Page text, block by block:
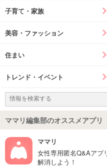
子育て・家族
美容・ファッション
住まい
トレンド・イベント
ママリ編集部のオススメアプリ
ママリ
女性専用匿名Q&Aアプ
解消しよう！